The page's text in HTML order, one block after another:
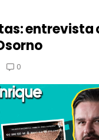
entrevista
0